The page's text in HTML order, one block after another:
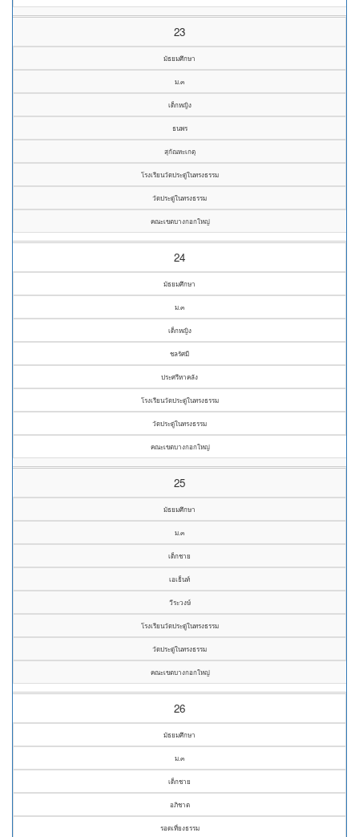
23
มัธยมศึกษา
ม.๓
เด็กหญิง
ธนพร
สุกัณหะเกตุ
โรงเรียนวัดประดู่ในทรงธรรม
วัดประดู่ในทรงธรรม
คณะเขตบางกอกใหญ่
24
มัธยมศึกษา
ม.๓
เด็กหญิง
ชลรัศมี
ประศรีหาคลัง
โรงเรียนวัดประดู่ในทรงธรรม
วัดประดู่ในทรงธรรม
คณะเขตบางกอกใหญ่
25
มัธยมศึกษา
ม.๓
เด็กชาย
เอเธ็นท์
วีระวงษ์
โรงเรียนวัดประดู่ในทรงธรรม
วัดประดู่ในทรงธรรม
คณะเขตบางกอกใหญ่
26
มัธยมศึกษา
ม.๓
เด็กชาย
อภิชาต
รอดเที่ยงธรรม